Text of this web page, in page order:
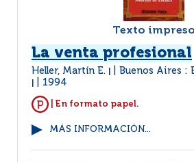
Texto impreso
La venta profesional
Heller, Martín E. Buenos Aires :
1994
| En formato papel.
MÁS INFORMACIÓN...